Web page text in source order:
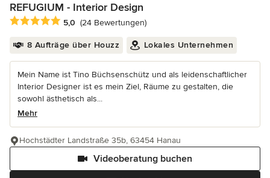
REFUGIUM - Interior Design
Durchschnittliche Bewertung: 5 von 5 Sternen
5,0 (24 Bewertungen)
8 Aufträge über Houzz Lokales Unternehmen
Mein Name ist Tino Büchsenschütz und als leidenschaftlicher
Interior Designer ist es mein Ziel, Räume zu gestalten, die
sowohl ästhetisch als...
Mehr
Videoberatung buchen
Hochstädter Landstraße 35b, 63454 Hanau